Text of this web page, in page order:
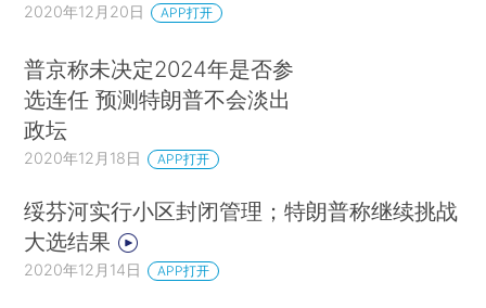
2020年12月20日 APP打开
普京称未决定2024年是否参
选连任 预测特朗普不会淡出
政坛
2020年12月18日 APP打开
绥芬河实行小区封闭管理；特朗普称继续挑战
大选结果
2020年12月14日 APP打开